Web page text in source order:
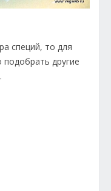
специй, то для
другие